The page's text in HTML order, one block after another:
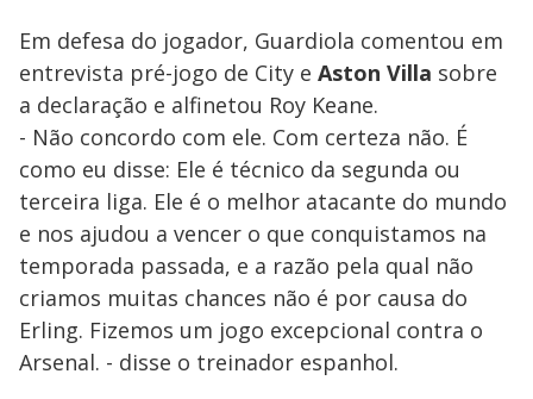
Em defesa do jogador, Guardiola comentou em
entrevista pré-jogo de City e Aston Villa sobre
a declaração e alfinetou Roy Keane.
- Não concordo com ele. Com certeza não. É
como eu disse: Ele é técnico da segunda ou
terceira liga. Ele é o melhor atacante do mundo
e nos ajudou a vencer o que conquistamos na
temporada passada, e a razão pela qual não
criamos muitas chances não é por causa do
Erling. Fizemos um jogo excepcional contra o
Arsenal. - disse o treinador espanhol.